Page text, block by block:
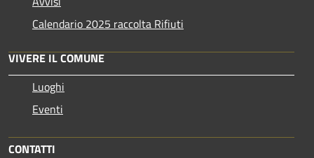
Calendario 2025 raccolta Rifiuti
VIVERE IL COMUNE
Luoghi
Eventi
CONTATTI